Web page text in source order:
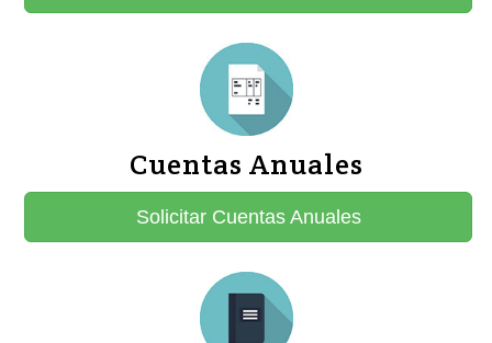
Cuentas Anuales
Solicitar Cuentas Anuales